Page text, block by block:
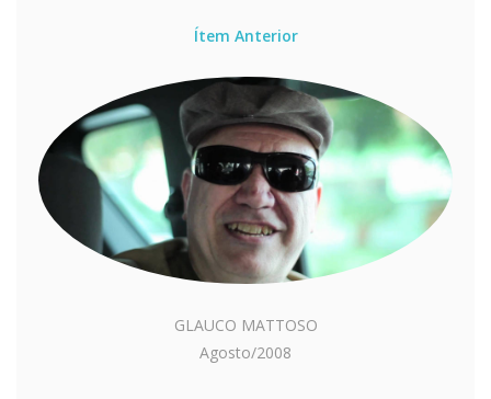
Ítem Anterior
GLAUCO MATTOSO
Agosto/2008